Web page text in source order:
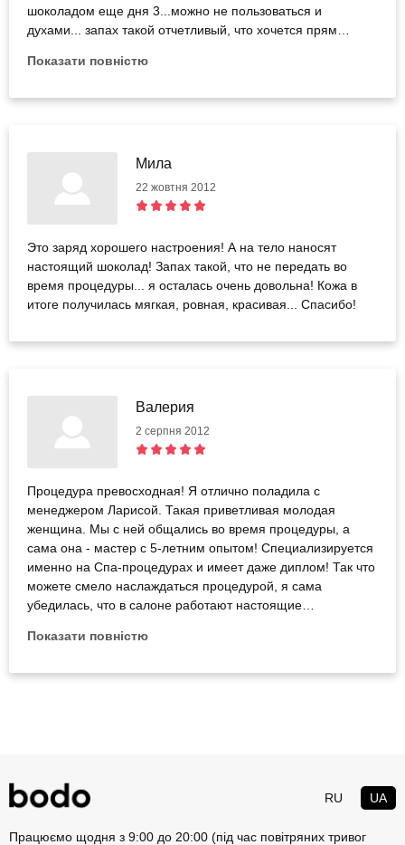
шоколадом еще дня 3...можно не пользоваться и
духами... запах такой отчетливый, что хочется прям
Показати повністю
Мила
22 жовтня 2012
Это заряд хорошего настроения! А на тело наносят
настоящий шоколад! Запах такой, что не передать во
время процедуры... я осталась очень довольна! Кожа в
итоге получилась мягкая, ровная, красивая... Спасибо!
Валерия
2 серпня 2012
Процедура превосходная! Я отлично поладила с
менеджером Ларисой. Такая приветливая молодая
женщина. Мы с ней общались во время процедуры, а
сама она - мастер с 5-летним опытом! Специализируется
именно на Спа-процедурах и имеет даже диплом! Так что
можете смело наслаждаться процедурой, я сама
убедилась, что в салоне работают настоящие
что-то испортить. Далее, сам салон мне тоже понравился.
необходимое, чтобы комфортно переодеться, сложить
Показати повністю
RU UA
Працюємо щодня з 9:00 до 20:00 (під час повітряних тривог